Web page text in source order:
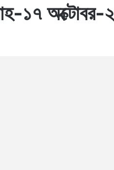
১৭ অক্টোবর-